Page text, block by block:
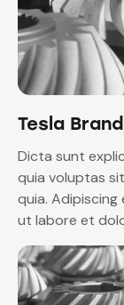
Tesla
Dicta sunt
quia voluptas
quia.
ut labore et